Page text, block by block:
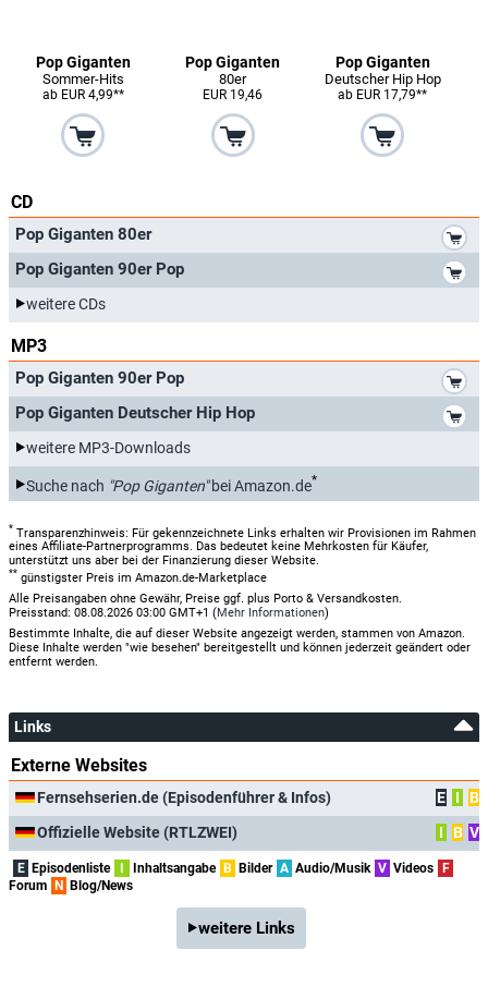
Pop Giganten
Sommer-Hits
ab EUR 4,99**
Pop Giganten
80er
EUR 19,46
Pop Giganten
Deutscher Hip Hop
ab EUR 17,79**
CD
Pop Giganten 80er
Pop Giganten 90er Pop
weitere CDs
MP3
Pop Giganten 90er Pop
Pop Giganten Deutscher Hip Hop
weitere MP3-Downloads
Suche nach "Pop Giganten"bei Amazon.de*
* Transparenzhinweis: Für gekennzeichnete Links erhalten wir Provisionen im Rahmen
eines Affiliate-Partnerprogramms. Das bedeutet keine Mehrkosten für Käufer,
unterstützt uns aber bei der Finanzierung dieser Website.
** günstigster Preis im Amazon.de-Marketplace
Alle Preisangaben ohne Gewähr, Preise ggf. plus Porto & Versandkosten.
Preisstand: 08.08.2026 03:00 GMT+1 (Mehr Informationen)
Bestimmte Inhalte, die auf dieser Website angezeigt werden, stammen von Amazon.
Diese Inhalte werden "wie besehen" bereitgestellt und können jederzeit geändert oder
entfernt werden.
Links
Externe Websites
Fernsehserien.de (Episodenführer & Infos) E I
B
Offizielle Website (RTLZWEI)
I B V
E Episodenliste Inhaltsangabe B Bilder A Audio/Musik V Videos
F
Forum
N Blog/News
weitere Links